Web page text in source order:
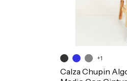
Calza Chupin
+1